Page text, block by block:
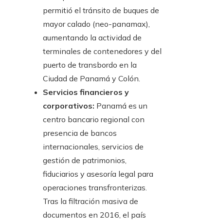
permitió el tránsito de buques de
mayor calado (neo-panamax),
aumentando la actividad de
terminales de contenedores y del
puerto de transbordo en la
Ciudad de Panamá y Colón.
Servicios financieros y
corporativos: Panamá es un
centro bancario regional con
presencia de bancos
internacionales, servicios de
gestión de patrimonios,
fiduciarios y asesoría legal para
operaciones transfronterizas.
Tras la filtración masiva de
documentos en 2016, el país